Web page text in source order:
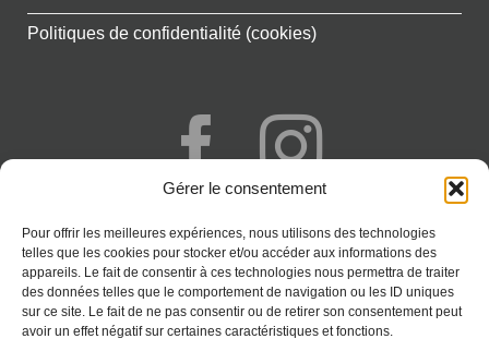
Gérer le consentement
Pour offrir les meilleures expériences, nous utilisons des technologies
telles que les cookies pour stocker et/ou accéder aux informations des
appareils. Le fait de consentir à ces technologies nous permettra de traiter
des données telles que le comportement de navigation ou les ID uniques
sur ce site. Le fait de ne pas consentir ou de retirer son consentement peut
avoir un effet négatif sur certaines caractéristiques et fonctions.
Politiques de confidentialité (cookies)
Saint-Paul - Réunion
CONTACT